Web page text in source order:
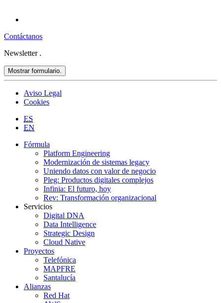
Contáctanos
Newsletter .
Mostrar formulario.
Aviso Legal
Cookies
ES
EN
Fórmula
Platform Engineering
Modernización de sistemas legacy
Uniendo datos con valor de negocio
Pleg: Productos digitales complejos
Infinia: El futuro, hoy
Rev: Transformación organizacional
Servicios
Digital DNA
Data Intelligence
Strategic Design
Cloud Native
Proyectos
Telefónica
MAPFRE
Santalucía
Alianzas
Red Hat